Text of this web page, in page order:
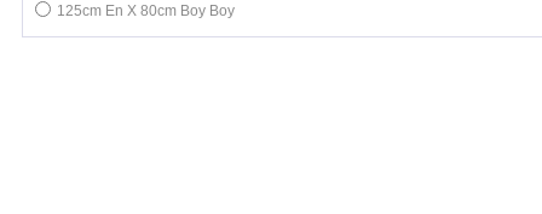
125cm En X 80cm Boy Boy